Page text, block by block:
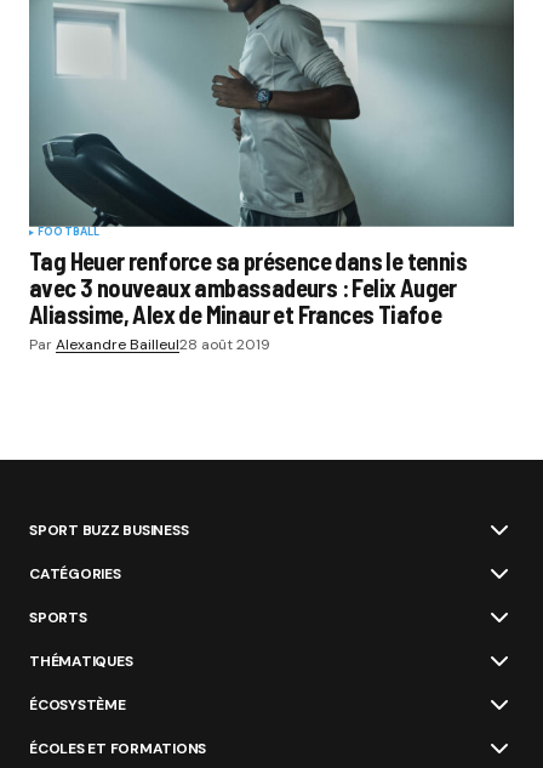
FOOTBALL
Tag Heuer renforce sa présence dans le tennis
avec 3 nouveaux ambassadeurs : Felix Auger
Aliassime, Alex de Minaur et Frances Tiafoe
ParAlexandre Bailleul28 août 2019
SPORT BUZZ BUSINESS
CATÉGORIES
SPORTS
THÉMATIQUES
ÉCOSYSTÈME
ÉCOLES ET FORMATIONS